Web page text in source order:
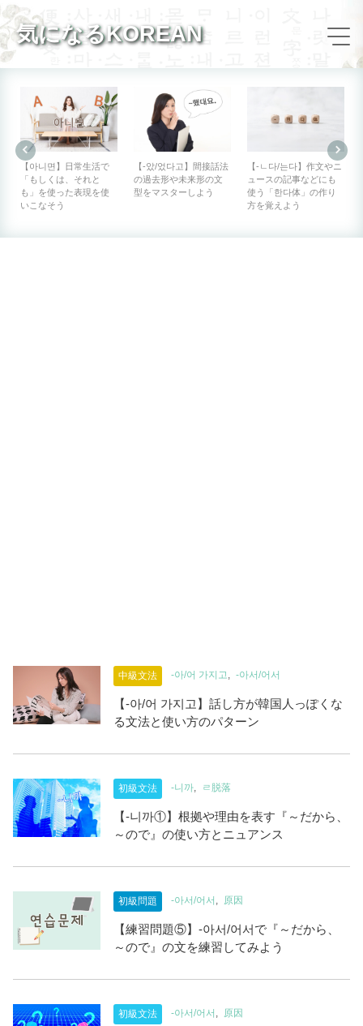
気になるKOREAN
【아니면】日常生活で
「もしくは、それと
も」を使った表現を使
いこなそう
【-았/었다고】間接話法
の過去形や未来形の文
型をマスターしよう
【-ㄴ다/는다】作文やニ
ュースの記事などにも
使う「한다体」の作り
方を覚えよう
中級文法 -아/어 가지고 -아서/어서
【-아/어 가지고】話し方が韓国人っぽくな
る文法と使い方のパターン
初級文法 -니까 ㄹ脱落
【-니까①】根拠や理由を表す『～だから、
～ので』の使い方とニュアンス
初級問題 -아서/어서 原因
【練習問題⑤】-아서/어서で『～だから、
～ので』の文を練習してみよう
初級文法 -아서/어서 原因